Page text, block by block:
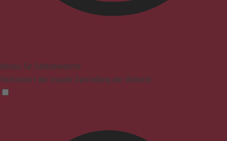
Modus für Sehbehinderte
Verbessert die visuelle Darstellung der Website